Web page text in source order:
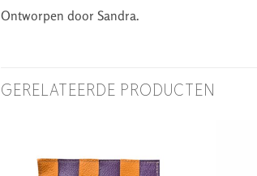
Ontworpen door Sandra.
GERELATEERDE PRODUCTEN